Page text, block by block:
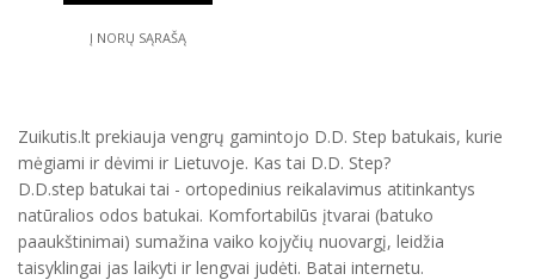
Į NORŲ SĄRAŠĄ
Zuikutis.lt prekiauja vengrų gamintojo D.D. Step batukais, kurie
mėgiami ir dėvimi ir Lietuvoje. Kas tai D.D. Step?
D.D.step batukai tai - ortopedinius reikalavimus atitinkantys
natūralios odos batukai. Komfortabilūs įtvarai (batuko
paaukštinimai) sumažina vaiko kojyčių nuovargį, leidžia
taisyklingai jas laikyti ir lengvai judėti. Batai internetu.